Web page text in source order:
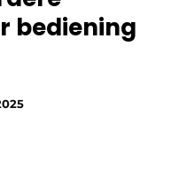
bediening